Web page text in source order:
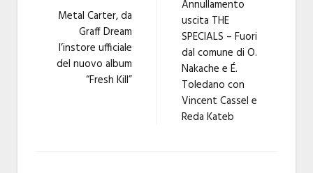
Metal Carter, da
Graff Dream
l’instore ufficiale
del nuovo album
“Fresh Kill”
Annullamento
uscita THE
SPECIALS – Fuori
dal comune di O.
Nakache e É.
Toledano con
Vincent Cassel e
Reda Kateb